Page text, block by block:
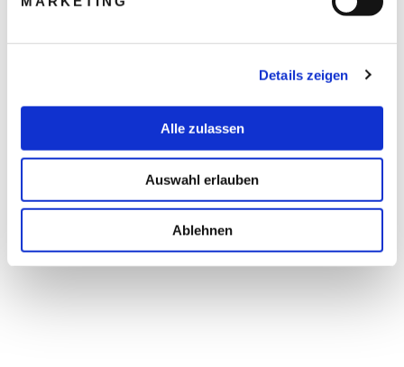
Details zeigen
Alle zulassen
Auswahl erlauben
Ablehnen